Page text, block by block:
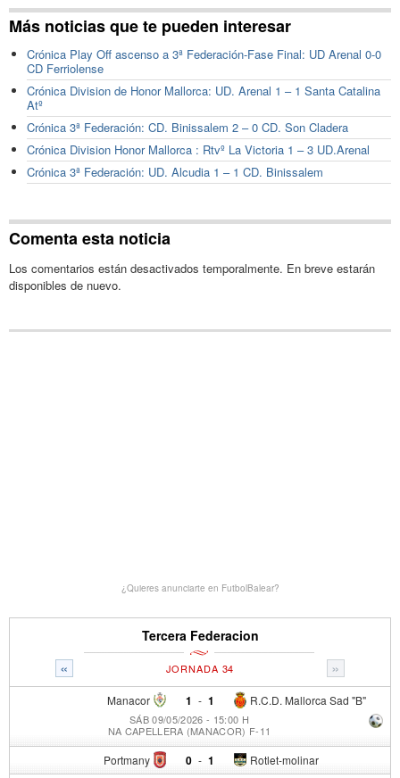
Más noticias que te pueden interesar
Crónica Play Off ascenso a 3ª Federación-Fase Final: UD Arenal 0-0
CD Ferriolense
Crónica Division de Honor Mallorca: UD. Arenal 1 – 1 Santa Catalina
Atº
Crónica 3ª Federación: CD. Binissalem 2 – 0 CD. Son Cladera
Crónica Division Honor Mallorca : Rtvº La Victoria 1 – 3 UD.Arenal
Crónica 3ª Federación: UD. Alcudia 1 – 1 CD. Binissalem
Comenta esta noticia
Los comentarios están desactivados temporalmente. En breve estarán
disponibles de nuevo.
¿Quieres anunciarte en FutbolBalear?
Tercera Federacion
« »
JORNADA 34
Manacor 1 - R.C.D. Mallorca Sad "B"
1
SÁB 09/05/2026 - 15:00 H
NA CAPELLERA (MANACOR) F-11
Portmany 0 - Rotlet-molinar
1